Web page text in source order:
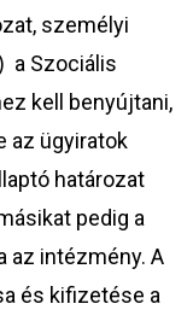
személyi
a Szociális
kell benyújtani,
az ügyiratok
határozat
pedig a
az intézmény. A
és kifizetése a